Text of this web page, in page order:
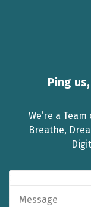
Ping
We’re a
Breathe,